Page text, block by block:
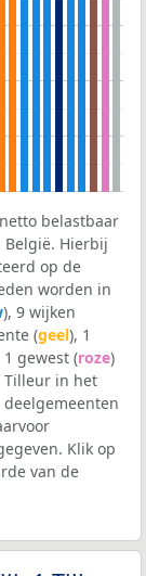
belastbaar
Hierbij
op de
worden in
), 9 wijken
(geel), 1
1 gewest (roze)
Tilleur in het
Klik op
van de